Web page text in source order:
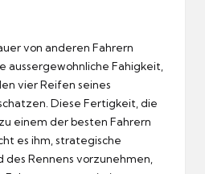
von anderen Fahrern
aussergewohnliche Fahigkeit,
vier Reifen seines
Diese Fertigkeit, die
einem der besten Fahrern
es ihm, strategische
des Rennens vorzunehmen,